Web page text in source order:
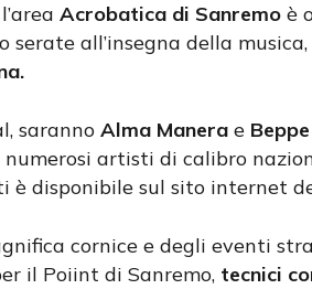
per uscire
Acrobatica di Sanremo è
serate all’insegna della
saranno Alma Manera e
artisti di calibro
è disponibile sul sito internet
cornice e degli eventi
il Poiint di Sanremo, tecnici